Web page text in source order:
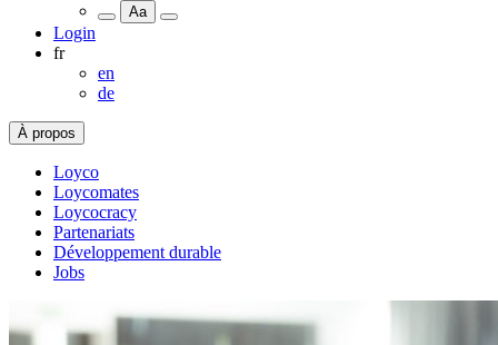
Aa
Login
fr
en
de
À propos
Loyco
Loycomates
Loycocracy
Partenariats
Développement durable
Jobs